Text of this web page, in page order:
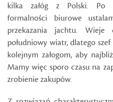
kilka załóg z Polski. Po
formalności biurowe
przekazania jachtu. Wieje
południowy wiatr, dlatego
kolejnym załogom, aby
Mamy więc sporo czasu na
zrobienie zakupów.